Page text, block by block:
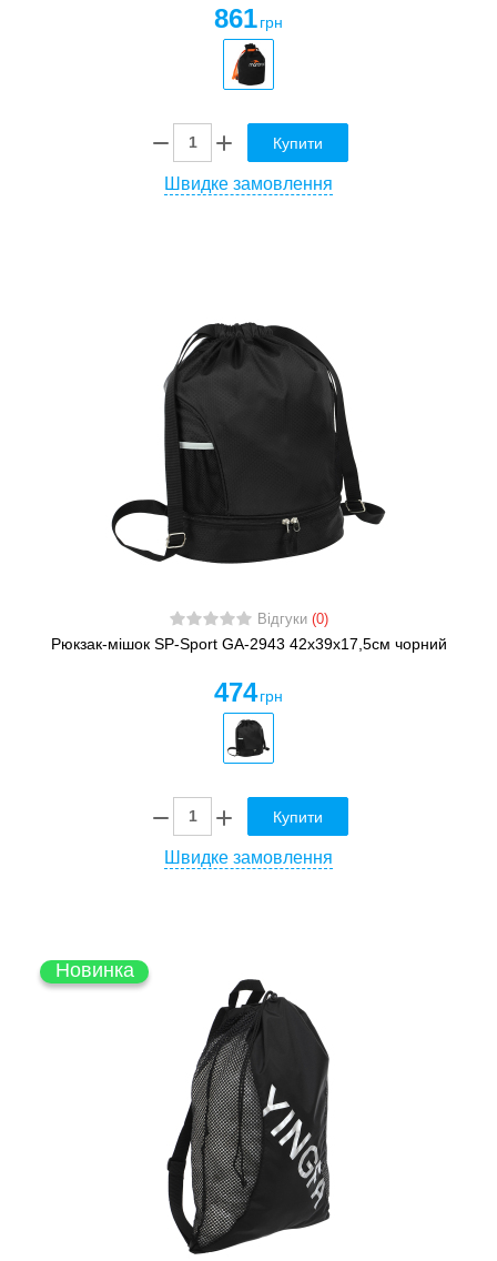
861 грн
Купити
Швидке замовлення
Відгуки (0)
Рюкзак-мішок SP-Sport GA-2943 42x39х17,5см чорний
474 грн
Купити
Швидке замовлення
Новинка